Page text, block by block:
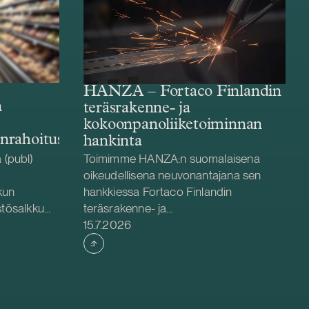
(publ)
HANZA – Fortaco Finlandin
teräsrakenne- ja
kokoonpanoliiketoiminnan
hankinta
Toimimme HANZA:n suomalaisena
oikeudellisena neuvonantajana sen
hankkiessa Fortaco Finlandin
teräsrakenne- ja
kokoonpanoliiketoiminnat. Järjestely
toteutetaan liiketoiminta- ja
osakekauppana, ja se kattaa Fortaco
Julkaistu
15.7.2026